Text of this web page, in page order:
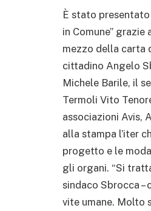
È stato
in Comune”
mezzo della carta
cittadino Angelo
Michele Barile, il
Termoli Vito
associazioni Avis,
alla stampa l’iter
progetto e le
gli organi. “Si
sindaco Sbrocca –
vite umane. Molto